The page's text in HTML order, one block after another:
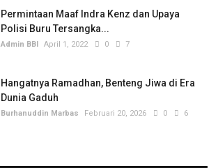
Permintaan Maaf Indra Kenz dan Upaya
Polisi Buru Tersangka...
Admin BBI April 1, 2022 0 7
Hangatnya Ramadhan, Benteng Jiwa di Era
Dunia Gaduh
Burhanuddin Marbas Februari 20, 2026 0 6